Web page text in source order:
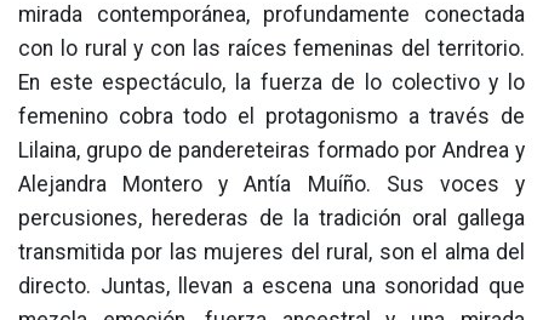
mirada contemporánea, profundamente conectada
con lo rural y con las raíces femeninas del territorio.
En este espectáculo, la fuerza de lo colectivo y lo
femenino cobra todo el protagonismo a través de
Lilaina, grupo de pandereteiras formado por Andrea y
Alejandra Montero y Antía Muíño. Sus voces y
percusiones, herederas de la tradición oral gallega
transmitida por las mujeres del rural, son el alma del
directo. Juntas, llevan a escena una sonoridad que